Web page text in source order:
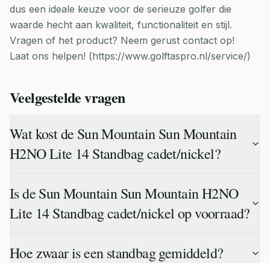
dus een ideale keuze voor de serieuze golfer die
waarde hecht aan kwaliteit, functionaliteit en stijl.
Vragen of het product? Neem gerust contact op!
Laat ons helpen! (https://www.golftaspro.nl/service/)
Veelgestelde vragen
Wat kost de Sun Mountain Sun Mountain
H2NO Lite 14 Standbag cadet/nickel?
Is de Sun Mountain Sun Mountain H2NO
Lite 14 Standbag cadet/nickel op voorraad?
Hoe zwaar is een standbag gemiddeld?